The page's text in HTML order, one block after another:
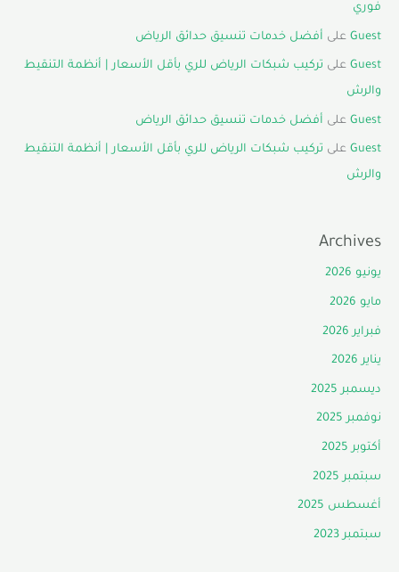
فوري
Guest على أفضل خدمات تنسيق حدائق الرياض
Guest على تركيب شبكات الرياض للري بأقل الأسعار | أنظمة التنقيط
والرش
Guest على أفضل خدمات تنسيق حدائق الرياض
Guest على تركيب شبكات الرياض للري بأقل الأسعار | أنظمة التنقيط
والرش
Archives
يونيو 2026
مايو 2026
فبراير 2026
يناير 2026
ديسمبر 2025
نوفمبر 2025
أكتوبر 2025
سبتمبر 2025
أغسطس 2025
سبتمبر 2023